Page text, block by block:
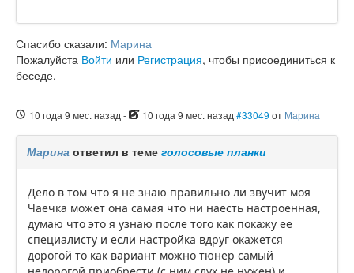
Спасибо сказали: Марина
Пожалуйста Войти или Регистрация, чтобы присоединиться к
беседе.
10 года 9 мес. назад - 10 года 9 мес. назад #33049 от Марина
Марина ответил в теме голосовые планки
Дело в том что я не знаю правильно ли звучит моя
Чаечка может она самая что ни наесть настроенная,
думаю что это я узнаю после того как покажу ее
специалисту и если настройка вдруг окажется
дорогой то как вариант можно тюнер самый